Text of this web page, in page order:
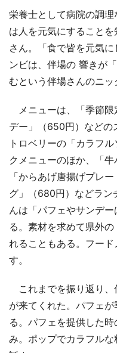
栄養士として病院の調
は人を元気にすること
さん。「食で皆を元気
ンビは、伴場の 響きが
むという伴場さんのニッ
メニューは、「季節限
デー」（650円）などの
トロベリーの「カラフ
クメニューのほか、「牛
「からあげ唐揚げプレ
グ」（680円）などラン
んは「パフェやサンデ
る。素材を求めて県外
れることもある。フー
す。
これまでを振り返り、
が来てくれた。パフェ
る。パフェを提供した
み。ポップでカラフル